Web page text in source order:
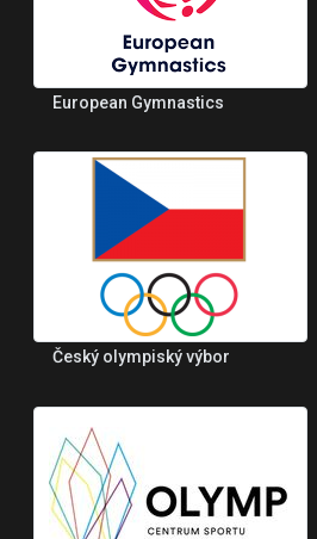
European Gymnastics
Český olympiský výbor